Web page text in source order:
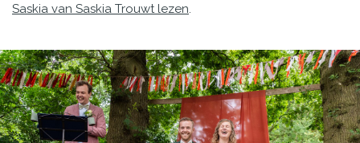
Saskia van Saskia Trouwt lezen.